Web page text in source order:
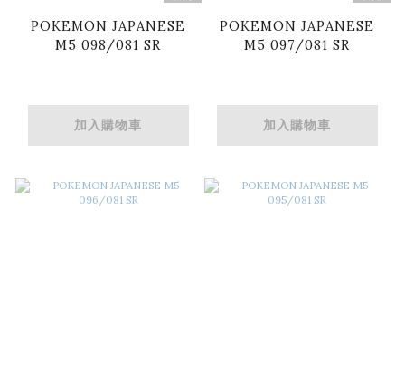
POKEMON JAPANESE
M5 098/081 SR
加入購物車
POKEMON JAPANESE
M5 097/081 SR
加入購物車